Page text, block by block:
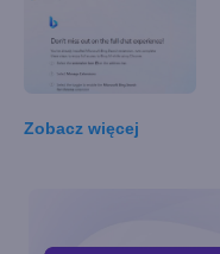
Zobacz więcej